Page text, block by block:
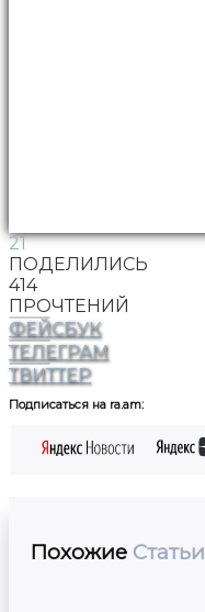
21
ПОДЕЛИЛИСЬ
414
ПРОЧТЕНИЙ
ФЕЙСБУК
ТЕЛЕГРАМ
ТВИТТЕР
Подписаться на ra.am:
Похожие Статьи